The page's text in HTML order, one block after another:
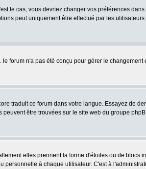
le cas, vous devriez changer vos préférences
peut uniquement être effectué par les
forum n'a pas été conçu pour gérer le changement
traduit ce forum dans votre langue. Essayez de
être trouvées sur le site web du groupe
elles prennent la forme d'étoiles ou de blocs
à chaque utilisateur. C'est à